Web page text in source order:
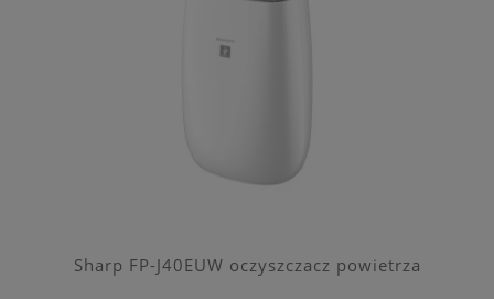
Sharp FP-J40EUW oczyszczacz powietrza